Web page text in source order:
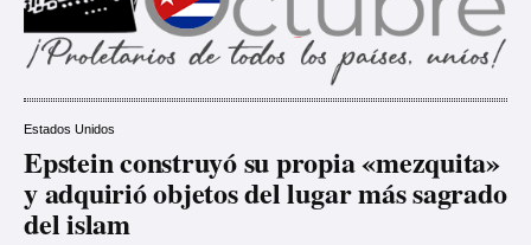
Estados Unidos
Epstein construyó su propia «mezquita»
y adquirió objetos del lugar más sagrado
del islam